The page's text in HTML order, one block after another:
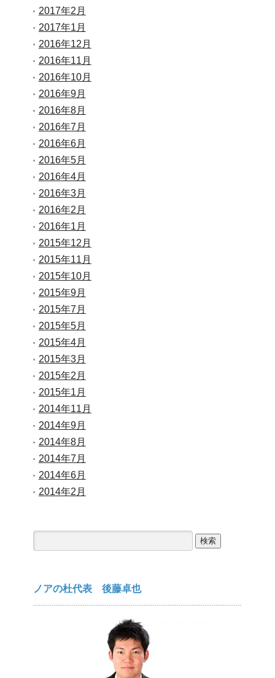
2017年2月
2017年1月
2016年12月
2016年11月
2016年10月
2016年9月
2016年8月
2016年7月
2016年6月
2016年5月
2016年4月
2016年3月
2016年2月
2016年1月
2015年12月
2015年11月
2015年10月
2015年9月
2015年7月
2015年5月
2015年4月
2015年3月
2015年2月
2015年1月
2014年11月
2014年9月
2014年8月
2014年7月
2014年6月
2014年2月
索:
ノアの杜代表 後藤卓也